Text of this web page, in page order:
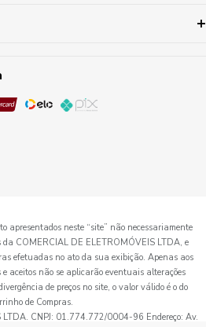
apresentados neste “site” não necessariamente
COMERCIAL DE ELETROMÓVEIS LTDA, e
efetuadas no ato da sua exibição. Apenas aos
aceitos não se aplicarão eventuais alterações
de preços no site, o valor válido é o do
de Compras.
CNPJ: 01.774.772/0004-96 Endereço: Av.